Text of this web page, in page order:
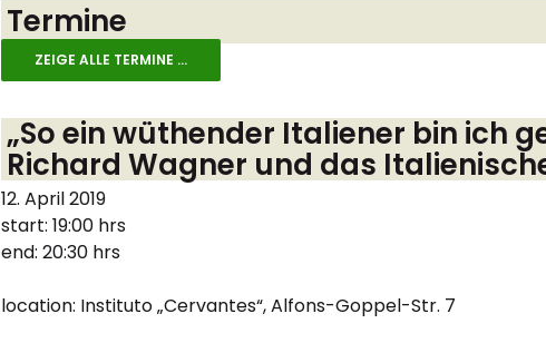
Termine
ZEIGE ALLE TERMINE ...
„So ein wüthender Italiener bin ich
Richard Wagner und das
12. April 2019
start: 19:00 hrs
end: 20:30 hrs
location: Instituto „Cervantes“, Alfons-Goppel-Str. 7